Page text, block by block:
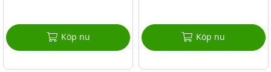
Köp nu Köp nu